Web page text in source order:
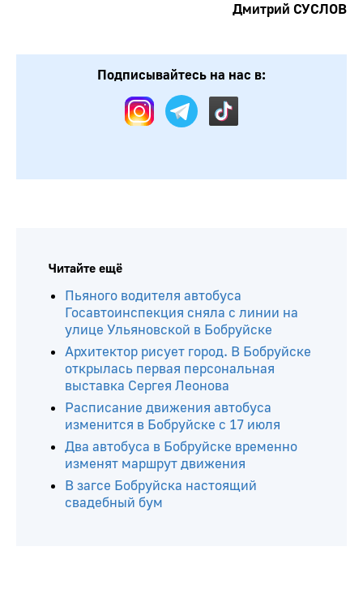
Дмитрий СУСЛОВ
Подписывайтесь на нас в:
Читайте ещё
Пьяного водителя автобуса
Госавтоинспекция сняла с линии на
улице Ульяновской в Бобруйске
Архитектор рисует город. В Бобруйске
открылась первая персональная
выставка Сергея Леонова
Расписание движения автобуса
изменится в Бобруйске с 17 июля
Два автобуса в Бобруйске временно
изменят маршрут движения
В загсе Бобруйска настоящий
свадебный бум